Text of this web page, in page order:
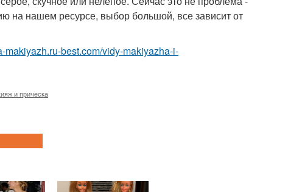
на нашем ресурсе, выбор большой, все зависит от
makiyazh.ru-best.com/vidy-makiyazha-i-
и прическа